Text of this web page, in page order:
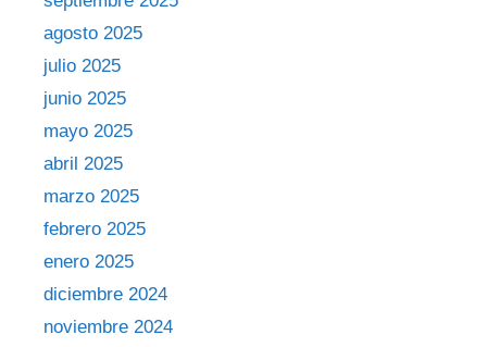
agosto 2025
julio 2025
junio 2025
mayo 2025
abril 2025
marzo 2025
febrero 2025
enero 2025
diciembre 2024
noviembre 2024